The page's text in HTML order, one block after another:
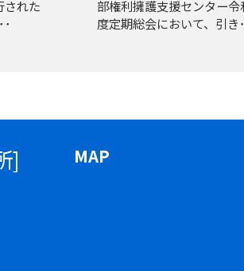
された
部権利擁護支援センター令
度定期総会において、引き
] MAP